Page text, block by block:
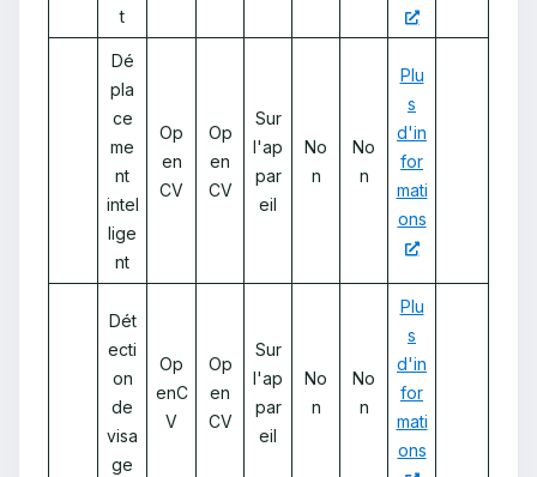
t
Dé
pla
ce
me
nt
intel
lige
nt
Op
en
CV
Op
en
CV
Sur
l'ap
par
eil
No
n
No
n
Plu
s
d'in
for
mati
ons
Dét
ecti
on
de
visa
ge
Op
enC
V
Op
en
CV
Sur
l'ap
par
eil
No
n
No
n
Plu
s
d'in
for
mati
ons